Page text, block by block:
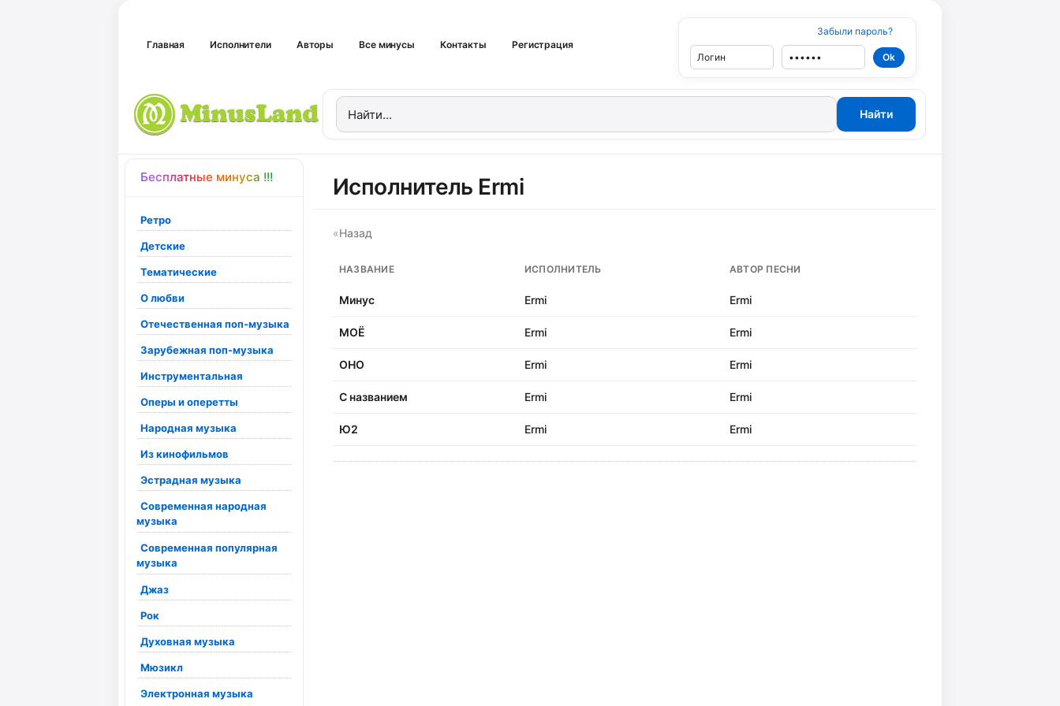
Главная Исполнители Авторы Все минусы Контакты Регистрация
Забыли пароль?
Бесплатные минуса !!!
Ретро
Детские
Тематические
О любви
Отечественная поп-музыка
Зарубежная поп-музыка
Инструментальная
Оперы и оперетты
Народная музыка
Из кинофильмов
Эстрадная музыка
Современная народная
музыка
Современная популярная
музыка
Джаз
Рок
Духовная музыка
Мюзикл
Электронная музыка
Исполнитель Ermi
«Назад
НАЗВАНИЕ ИСПОЛНИТЕЛЬ АВТОР ПЕСНИ
Минус Ermi Ermi
МОЁ Ermi Ermi
ОНО Ermi Ermi
С названием Ermi Ermi
Ю2 Ermi Ermi